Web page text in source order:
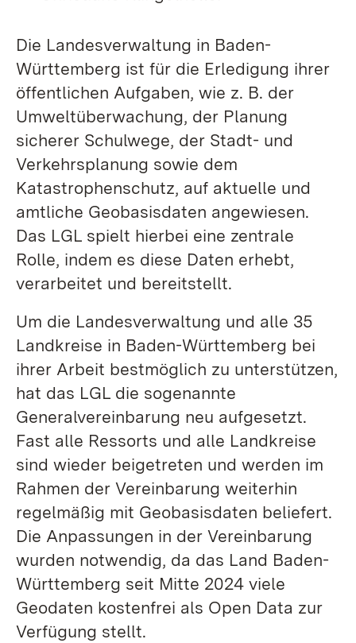
Die Landesverwaltung in Baden-
Württemberg ist für die Erledigung ihrer
öffentlichen Aufgaben, wie z. B. der
Umweltüberwachung, der Planung
sicherer Schulwege, der Stadt- und
Verkehrsplanung sowie dem
Katastrophenschutz, auf aktuelle und
amtliche Geobasisdaten angewiesen.
Das LGL spielt hierbei eine zentrale
Rolle, indem es diese Daten erhebt,
verarbeitet und bereitstellt.
Um die Landesverwaltung und alle 35
Landkreise in Baden-Württemberg bei
ihrer Arbeit bestmöglich zu unterstützen,
hat das LGL die sogenannte
Generalvereinbarung neu aufgesetzt.
Fast alle Ressorts und alle Landkreise
sind wieder beigetreten und werden im
Rahmen der Vereinbarung weiterhin
regelmäßig mit Geobasisdaten beliefert.
Die Anpassungen in der Vereinbarung
wurden notwendig, da das Land Baden-
Württemberg seit Mitte 2024 viele
Geodaten kostenfrei als Open Data zur
Verfügung stellt.